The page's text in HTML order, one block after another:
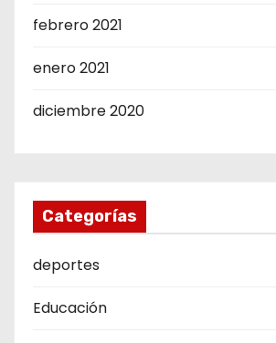
febrero 2021
enero 2021
diciembre 2020
Categorías
deportes
Educación